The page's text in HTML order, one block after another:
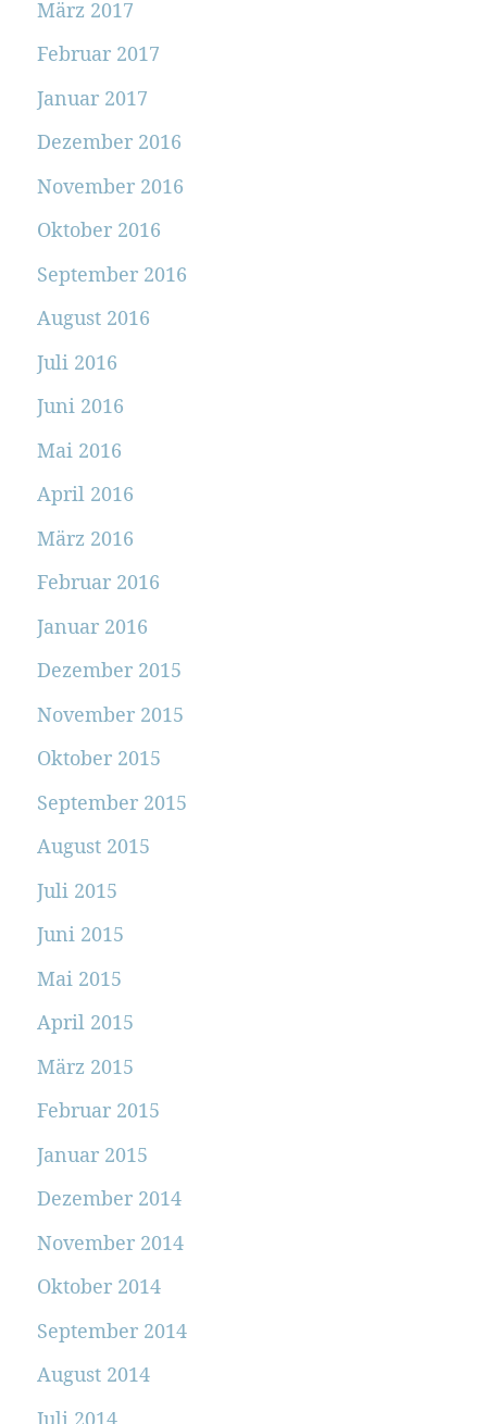
März 2017
Februar 2017
Januar 2017
Dezember 2016
November 2016
Oktober 2016
September 2016
August 2016
Juli 2016
Juni 2016
Mai 2016
April 2016
März 2016
Februar 2016
Januar 2016
Dezember 2015
November 2015
Oktober 2015
September 2015
August 2015
Juli 2015
Juni 2015
Mai 2015
April 2015
März 2015
Februar 2015
Januar 2015
Dezember 2014
November 2014
Oktober 2014
September 2014
August 2014
Juli 2014